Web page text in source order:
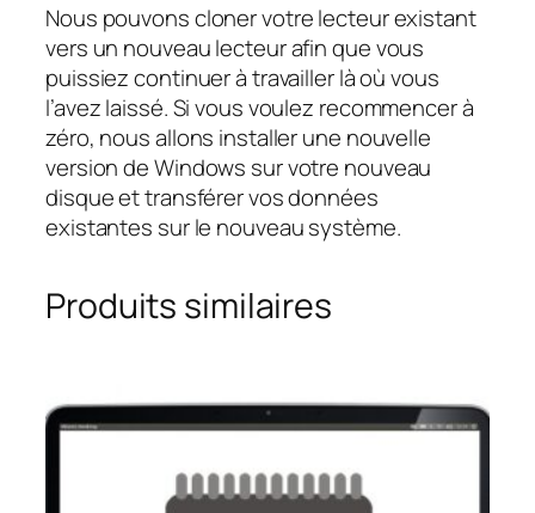
Nous pouvons cloner votre lecteur existant
vers un nouveau lecteur afin que vous
puissiez continuer à travailler là où vous
l’avez laissé. Si vous voulez recommencer à
zéro, nous allons installer une nouvelle
version de Windows sur votre nouveau
disque et transférer vos données
existantes sur le nouveau système.
Produits similaires